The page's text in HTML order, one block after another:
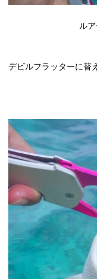
ル
デビルフラッターに替